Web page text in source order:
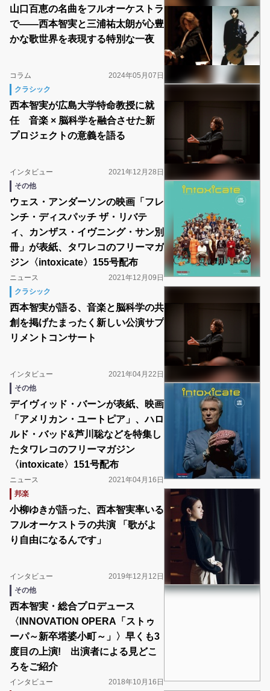
山口百恵の名曲をフルオーケストラ
で――西本智実と三浦祐太朗が心豊
かな歌世界を表現する特別な一夜
コラム
2024年05月07日
クラシック
西本智実が広島大学特命教授に就
任 音楽 × 脳科学を融合させた新
プロジェクトの意義を語る
インタビュー
2021年12月28日
その他
ウェス・アンダーソンの映画「フレ
ンチ・ディスパッチ ザ・リバテ
ィ、カンザス・イヴニング・サン別
冊」が表紙、タワレコのフリーマガ
ジン〈intoxicate〉155号配布
ニュース
2021年12月09日
クラシック
西本智実が語る、音楽と脳科学の共
創を掲げたまったく新しい公演サプ
リメントコンサート
インタビュー
2021年04月22日
その他
デイヴィッド・バーンが表紙、映画
「アメリカン・ユートピア」、ハロ
ルド・バッド&芦川聡などを特集し
たタワレコのフリーマガジン
〈intoxicate〉151号配布
ニュース
2021年04月16日
邦楽
小柳ゆきが語った、西本智実率いる
フルオーケストラの共演 「歌がよ
り自由になるんです」
インタビュー
2019年12月12日
その他
西本智実・総合プロデュース
〈INNOVATION OPERA「ストゥ
ーパ～新卒塔婆小町～」〉早くも3
度目の上演! 出演者による見どこ
ろをご紹介
インタビュー 2018年10月16日